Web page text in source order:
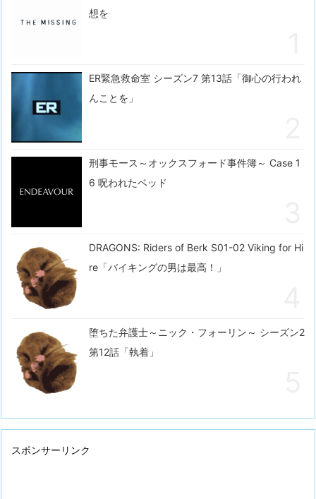
想を
ER緊急救命室 シーズン7 第13話「御心の行われ
んことを」
刑事モース～オックスフォード事件簿～ Case 1
6 呪われたベッド
DRAGONS: Riders of Berk S01-02 Viking for Hi
re「バイキングの男は最高！」
堕ちた弁護士～ニック・フォーリン～ シーズン2
第12話「執着」
スポンサーリンク